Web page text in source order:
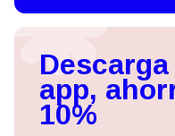
app,
10%